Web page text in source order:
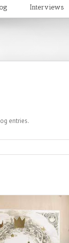
Interviews
entries.